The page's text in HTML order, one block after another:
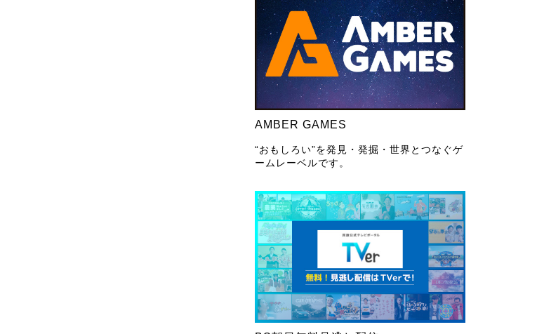
AMBER GAMES
“おもしろい”を発見・発掘・世界とつなぐゲ
ームレーベルです。